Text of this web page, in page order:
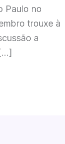
Paulo no
trouxe à
a